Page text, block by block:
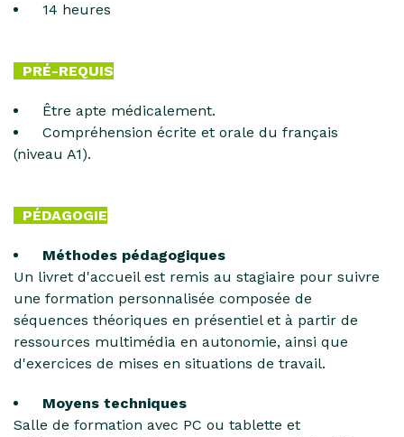
14 heures
PRÉ-REQUIS
Être apte médicalement.
Compréhension écrite et orale du français
(niveau A1).
PÉDAGOGIE
Méthodes pédagogiques
Un livret d'accueil est remis au stagiaire pour suivre
une formation personnalisée composée de
séquences théoriques en présentiel et à partir de
ressources multimédia en autonomie, ainsi que
d'exercices de mises en situations de travail.
Moyens techniques
Salle de formation avec PC ou tablette et